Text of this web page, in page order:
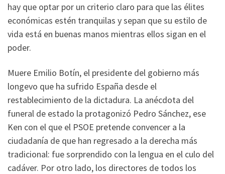
hay que optar por un criterio claro para que las élites
económicas estén tranquilas y sepan que su estilo de
vida está en buenas manos mientras ellos sigan en el
poder.
Muere Emilio Botín, el presidente del gobierno más
longevo que ha sufrido España desde el
restablecimiento de la dictadura. La anécdota del
funeral de estado la protagonizó Pedro Sánchez, ese
Ken con el que el PSOE pretende convencer a la
ciudadanía de que han regresado a la derecha más
tradicional: fue sorprendido con la lengua en el culo del
cadáver. Por otro lado, los directores de todos los